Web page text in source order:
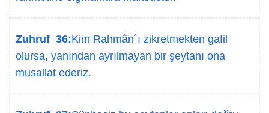
Zuhruf 36:Kim Rahmân´ı zikretmekten gafil
olursa, yanından ayrılmayan bir şeytanı ona
musallat ederiz.